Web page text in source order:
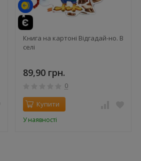
Книга на картоні Відгадай-но. В
селi
89,90 грн.
0
Купити
У наявності